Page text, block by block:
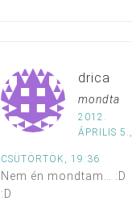
drica
mondta
2012.
ÁPRILIS 5.,
CSÜTÖRTÖK, 19:36
Nem én mondtam… :D
:D